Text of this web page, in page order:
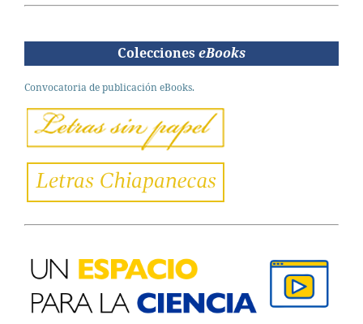
Colecciones eBooks
Convocatoria de publicación eBooks.